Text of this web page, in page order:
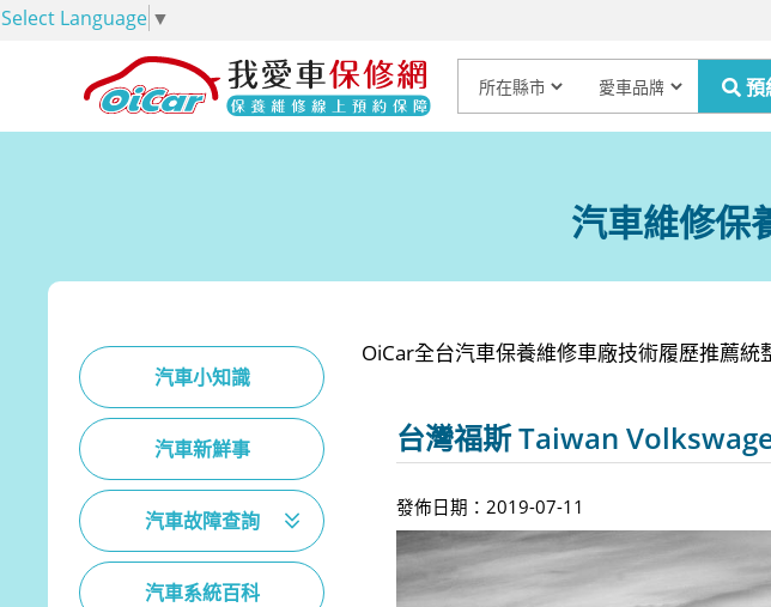
Select Language ▼
汽車維修保
汽車小知識
汽車新鮮事
汽車故障查詢
汽車系統百科
OiCar全台汽車保養維修車廠技術履歷推薦
台灣福斯 Taiwan
發佈日期：2019-07-11